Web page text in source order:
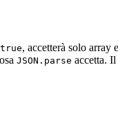
true, accetterà solo array
JSON.parse accetta.